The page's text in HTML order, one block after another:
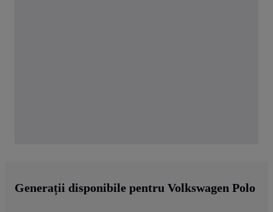
Generații disponibile pentru Volkswagen Polo